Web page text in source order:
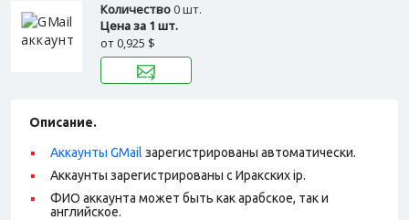
Количество0 шт.
Цена за 1 шт.
от0,925 $
Описание.
Аккаунты GMail зарегистрированы автоматически.
Аккаунты зарегистрированы с Иракских ip.
ФИО аккаунта может быть как арабское, так и
английское.